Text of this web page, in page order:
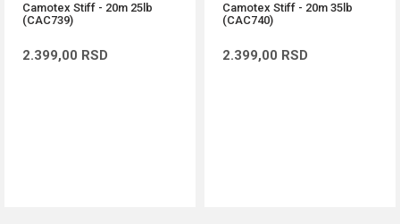
Camotex Stiff - 20m 25lb
(CAC739)
2.399,00 RSD
Camotex Stiff - 20m 35lb
(CAC740)
2.399,00 RSD